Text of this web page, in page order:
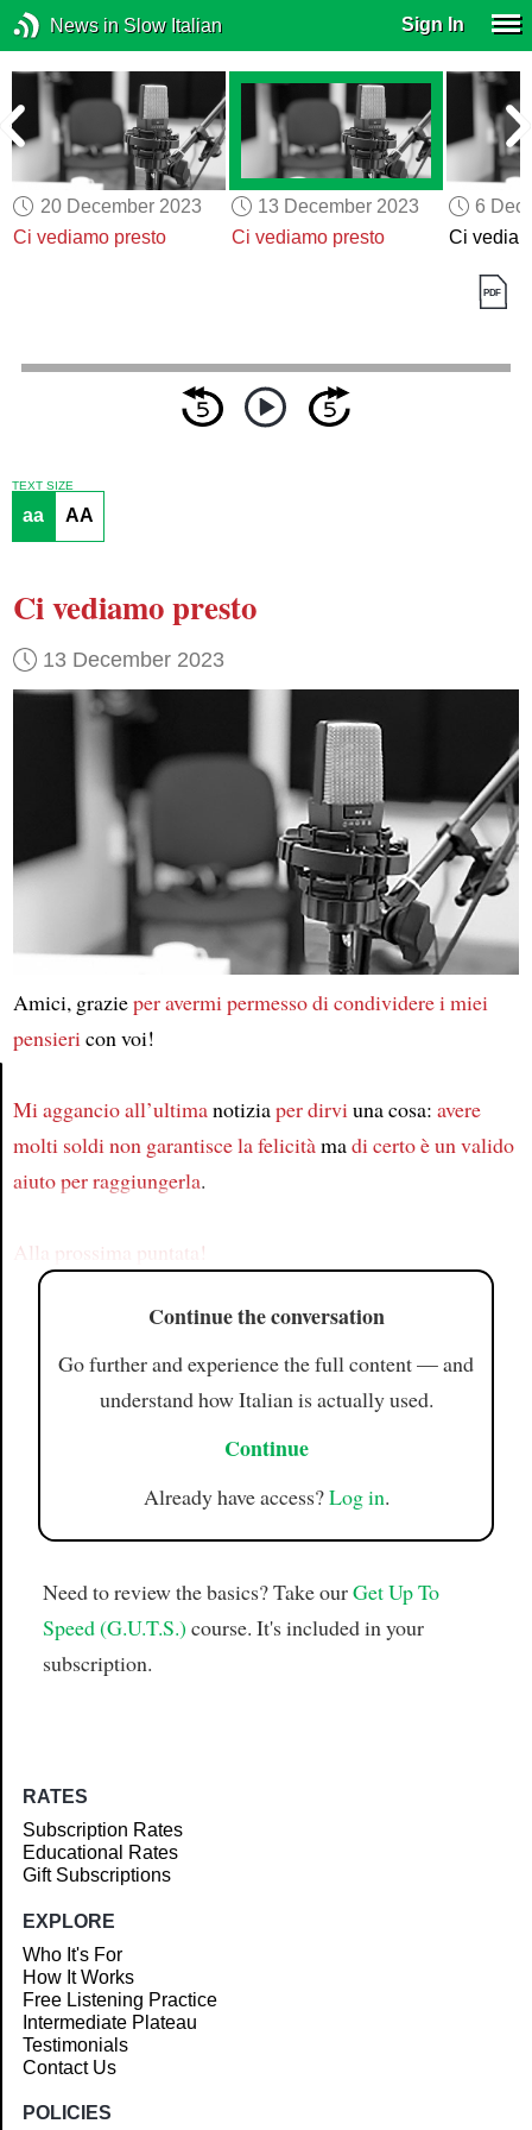
News in Slow Italian Sign In
20 December 2023
Ci vediamo presto
13 December 2023
Ci vediamo presto
6
Ci
TEXT SIZE
aa AA
Ci vediamo presto
13 December 2023
Amici, grazieper avermi permesso di condividerei miei
pensiericon voi!
Mi aggancioall’ultimanotiziaper dirviuna cosa: avere
molti soldinon garantisce la felicitàmadi certoè un valido
aiutoper raggiungerla.
Alla prossima puntata!
Continue the conversation
Go further and experience the full content — and
understand how Italian is actually used.
Continue
Already have access?Log in.
Need to review the basics? Take ourGet Up To
Speed (G.U.T.S.) course. It's included in your
subscription.
RATES
Subscription Rates
Educational Rates
Gift Subscriptions
EXPLORE
Who It's For
How It Works
Free Listening Practice
Intermediate Plateau
Testimonials
Contact Us
POLICIES